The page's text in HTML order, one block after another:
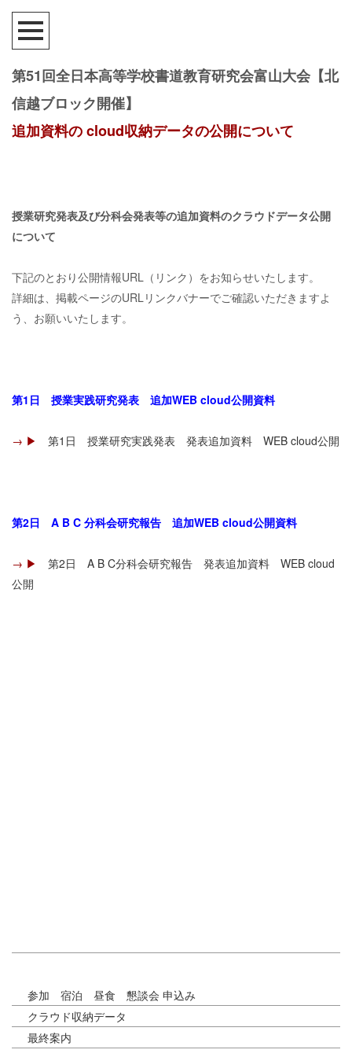
第51回全日本高等学校書道教育研究会富山大会【北
信越ブロック開催】
追加資料の cloud収納データの公開について
授業研究発表及び分科会発表等の追加資料のクラウドデータ公開
について
下記のとおり公開情報URL（リンク）をお知らせいたします。
詳細は、掲載ページのURLリンクバナーでご確認いただきますよ
う、お願いいたします。
第1日 授業実践研究発表 追加WEB cloud公開資料
→ ▶︎ 第1日 授業研究実践発表 発表追加資料 WEB cloud公開
第2日 A B C 分科会研究報告 追加WEB cloud公開資料
→ ▶︎ 第2日 A B C分科会研究報告 発表追加資料 WEB cloud
公開
参加 宿泊 昼食 懇談会 申込み
クラウド収納データ
最終案内